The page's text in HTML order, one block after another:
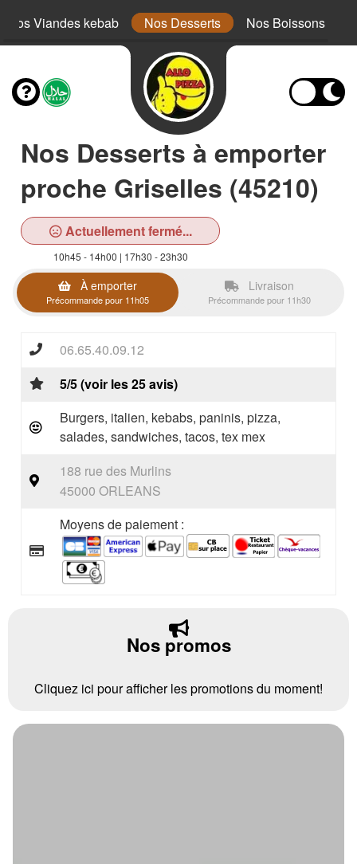
Nos Viandes kebab Nos Desserts Nos Boissons
Nos Desserts à emporter
proche Griselles (45210)
Actuellement fermé...
10h45 - 14h00 | 17h30 - 23h30
À emporter
Précommande pour 11h05
Livraison
Précommande pour 11h30
06.65.40.09.12
5/5 (voir les 25 avis)
Burgers, italien, kebabs, paninis, pizza,
salades, sandwiches, tacos, tex mex
188 rue des Murlins
45000 ORLEANS
Moyens de paiement :
Nos promos
Cliquez ici pour afficher les promotions du moment!